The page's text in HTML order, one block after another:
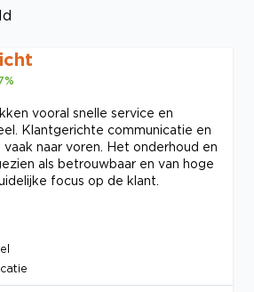
%
vooral snelle service en
Klantgerichte communicatie en
naar voren. Het onderhoud en
als betrouwbaar en van hoge
focus op de klant.